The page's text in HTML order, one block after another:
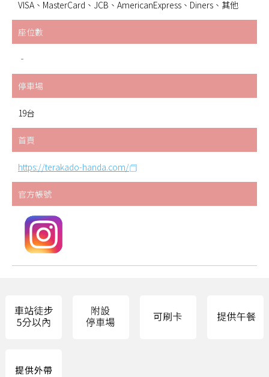
VISA、MasterCard、JCB、AmericanExpress、Diners、其他
座位數
‐
停車場
19台
首頁
https://terakado-handa.com/
官方帳號